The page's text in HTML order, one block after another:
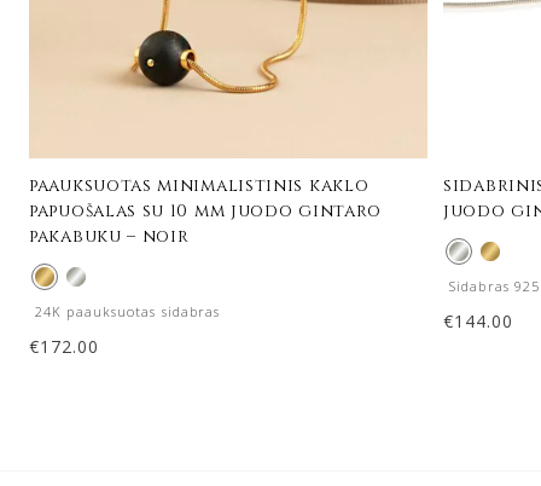
paauksuotas minimalistinis kaklo
papuošalas su 10 mm juodo gintaro
pakabuku – noir
24K paauksuotas sidabras
€172.00
juodo
Sidabras 925
€144.00